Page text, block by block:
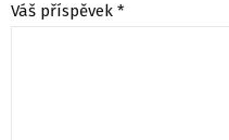
Váš příspěvek *